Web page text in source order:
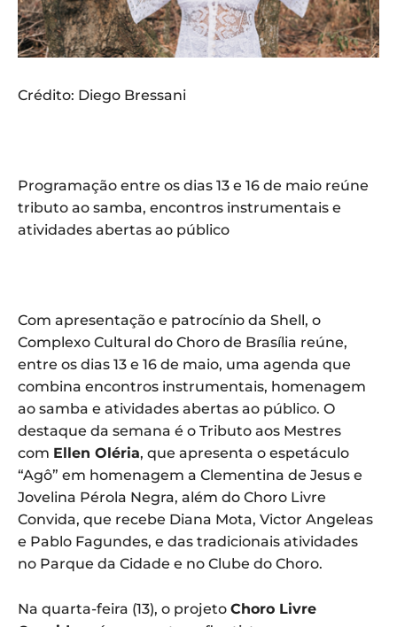
Crédito: Diego Bressani
Programação entre os dias 13 e 16 de maio reúne
tributo ao samba, encontros instrumentais e
atividades abertas ao público
Com apresentação e patrocínio da Shell, o
Complexo Cultural do Choro de Brasília reúne,
entre os dias 13 e 16 de maio, uma agenda que
combina encontros instrumentais, homenagem
ao samba e atividades abertas ao público. O
destaque da semana é o Tributo aos Mestres
com Ellen Oléria, que apresenta o espetáculo
“Agô” em homenagem a Clementina de Jesus e
Jovelina Pérola Negra, além do Choro Livre
Convida, que recebe Diana Mota, Victor Angeleas
e Pablo Fagundes, e das tradicionais atividades
no Parque da Cidade e no Clube do Choro.
Na quarta-feira (13), o projeto Choro Livre